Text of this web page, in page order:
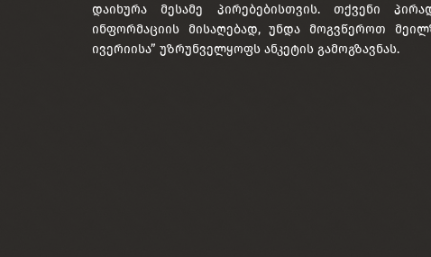
დაიხურა მესამე პირებებისთვის. თქვენი
ინფორმაციის მისაღებად, უნდა მოგვწეროთ
ივერიისა” უზრუნველყოფს ანკეტის გამოგზავნას.